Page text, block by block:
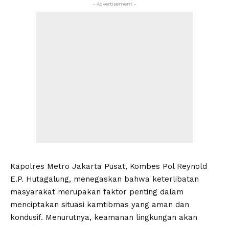
- Advertisement -
Kapolres Metro Jakarta Pusat, Kombes Pol Reynold
E.P. Hutagalung, menegaskan bahwa keterlibatan
masyarakat merupakan faktor penting dalam
menciptakan situasi kamtibmas yang aman dan
kondusif. Menurutnya, keamanan lingkungan akan